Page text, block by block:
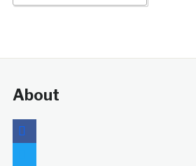
About
facebook